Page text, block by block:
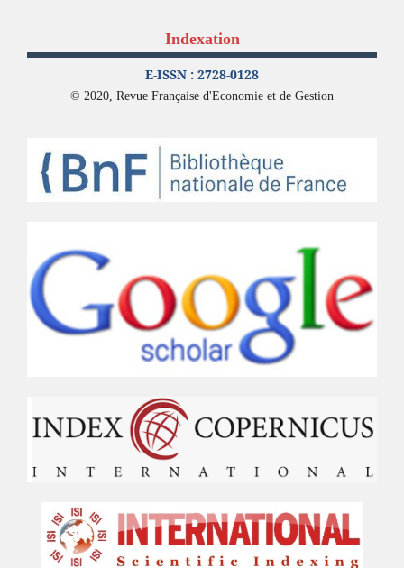
Indexation
E-ISSN : 2728-0128
© 2020, Revue Française d'Economie et de Gestion